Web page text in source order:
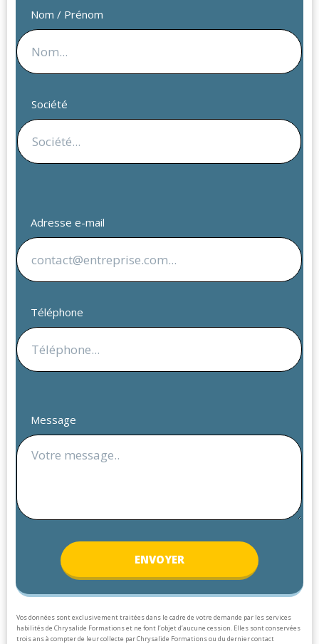
Nom / Prénom
Société
Adresse e-mail
Téléphone
Message
ENVOYER
Vos données sont exclusivement traitées dans le cadre de votre demande par les services
habilités de Chrysalide Formations et ne font l’objet d’aucune cession. Elles sont conservées
trois ans à compter de leur collecte par Chrysalide Formations ou du dernier contact